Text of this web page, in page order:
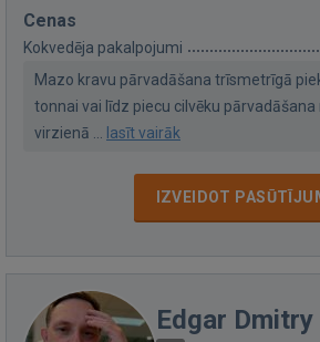
Cenas
Kokvedēja pakalpojumi
Mazo kravu pārvadāšana trīsmetrīgā
tonnai vai līdz piecu cilvēku
virzienā ... lasīt vairāk
IZVEIDOT
Edgar Dmitry